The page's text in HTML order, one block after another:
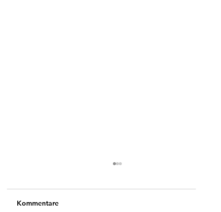
Kommentare